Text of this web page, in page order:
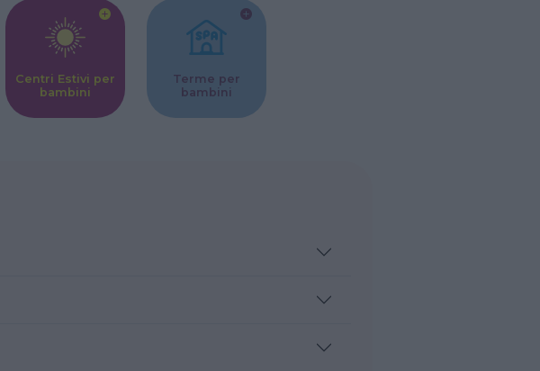
Centri Estivi per
bambini
Terme per
bambini